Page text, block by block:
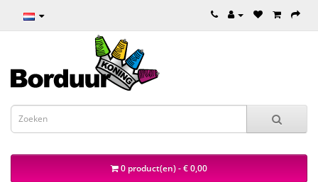
0 product(en) - € 0,00